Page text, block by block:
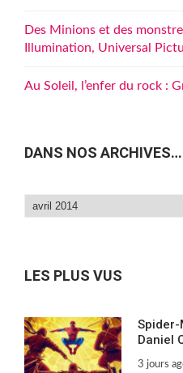
Des Minions et des
Illumination, Universal
Au Soleil, l’enfer du rock :
DANS NOS ARCHIVES…
Dans
LES PLUS VUS
Spider-
Daniel
3 jours